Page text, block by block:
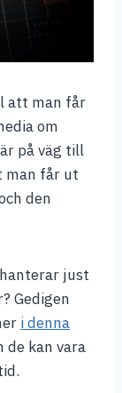
att man får
om
på väg till
man får ut
den
just
Gedigen
i denna
de kan vara